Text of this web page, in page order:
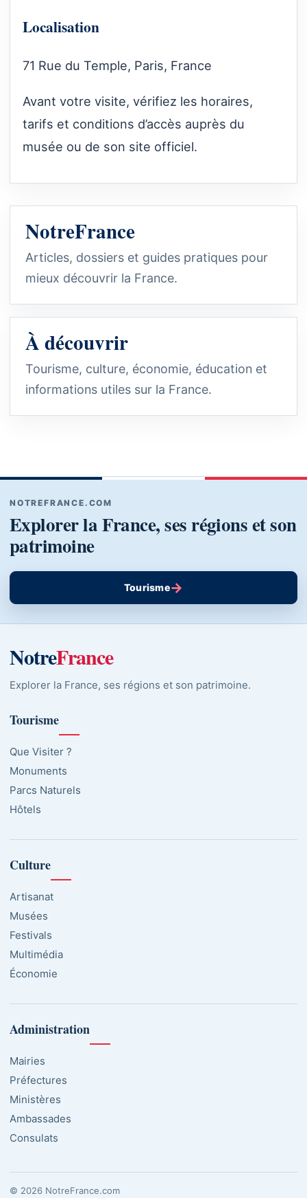
Localisation
71 Rue du Temple, Paris, France
Avant votre visite, vérifiez les horaires,
tarifs et conditions d’accès auprès du
musée ou de son site officiel.
NotreFrance
Articles, dossiers et guides pratiques pour
mieux découvrir la France.
À découvrir
Tourisme, culture, économie, éducation et
informations utiles sur la France.
NOTREFRANCE.COM
Explorer la France, ses régions et son
patrimoine
Tourisme→
NotreFrance
Explorer la France, ses régions et son patrimoine.
Tourisme
Que Visiter ?
Monuments
Parcs Naturels
Hôtels
Culture
Artisanat
Musées
Festivals
Multimédia
Économie
Administration
Mairies
Préfectures
Ministères
Ambassades
Consulats
© 2026 NotreFrance.com